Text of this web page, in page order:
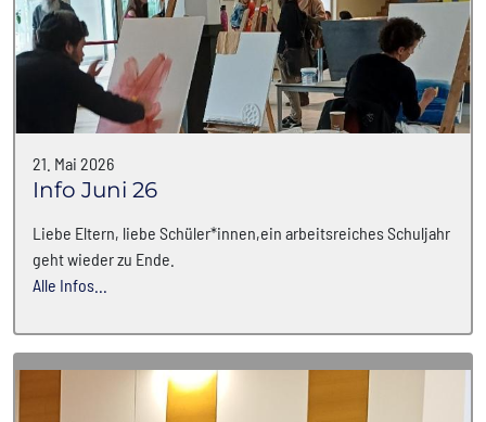
21. Mai 2026
Info Juni 26
Liebe Eltern, liebe Schüler*innen,ein arbeitsreiches Schuljahr
geht wieder zu Ende.
Alle Infos...